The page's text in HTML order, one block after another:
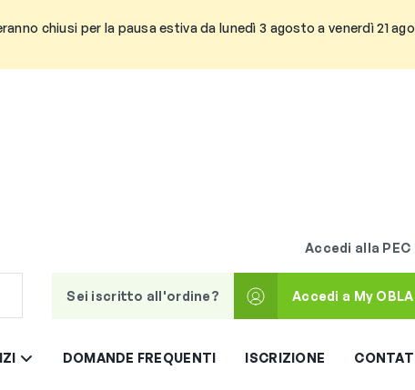
chiusi per la pausa estiva da lunedì 3 agosto a venerdì 21
Accedi alla PEC
Sei iscritto all'ordine?
Accedi a My OBLA
DOMANDE FREQUENTI ISCRIZIONE